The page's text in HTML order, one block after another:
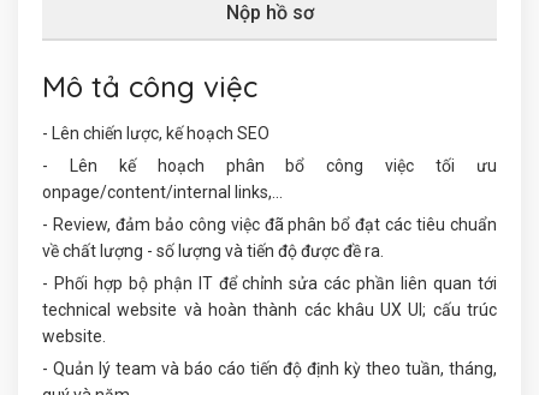
Nộp hồ sơ
Mô tả công việc
- Lên chiến lược, kế hoạch SEO
- Lên kế hoạch phân bổ công việc tối ưu
onpage/content/internal links,...
- Review, đảm bảo công việc đã phân bổ đạt các tiêu chuẩn
về chất lượng - số lượng và tiến độ được đề ra.
- Phối hợp bộ phận IT để chỉnh sửa các phần liên quan tới
technical website và hoàn thành các khâu UX UI; cấu trúc
website.
- Quản lý team và báo cáo tiến độ định kỳ theo tuần, tháng,